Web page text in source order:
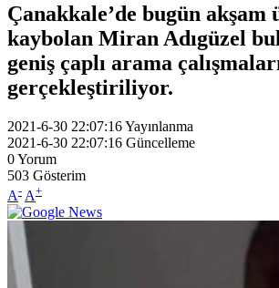
Çanakkale’de bugün akşam
kaybolan Miran Adıgüzel
geniş çaplı arama
gerçekleştiriliyor.
2021-6-30 22:07:16Yayınlanma
2021-6-30 22:07:16 Güncelleme
0Yorum
503 Gösterim
A- A+